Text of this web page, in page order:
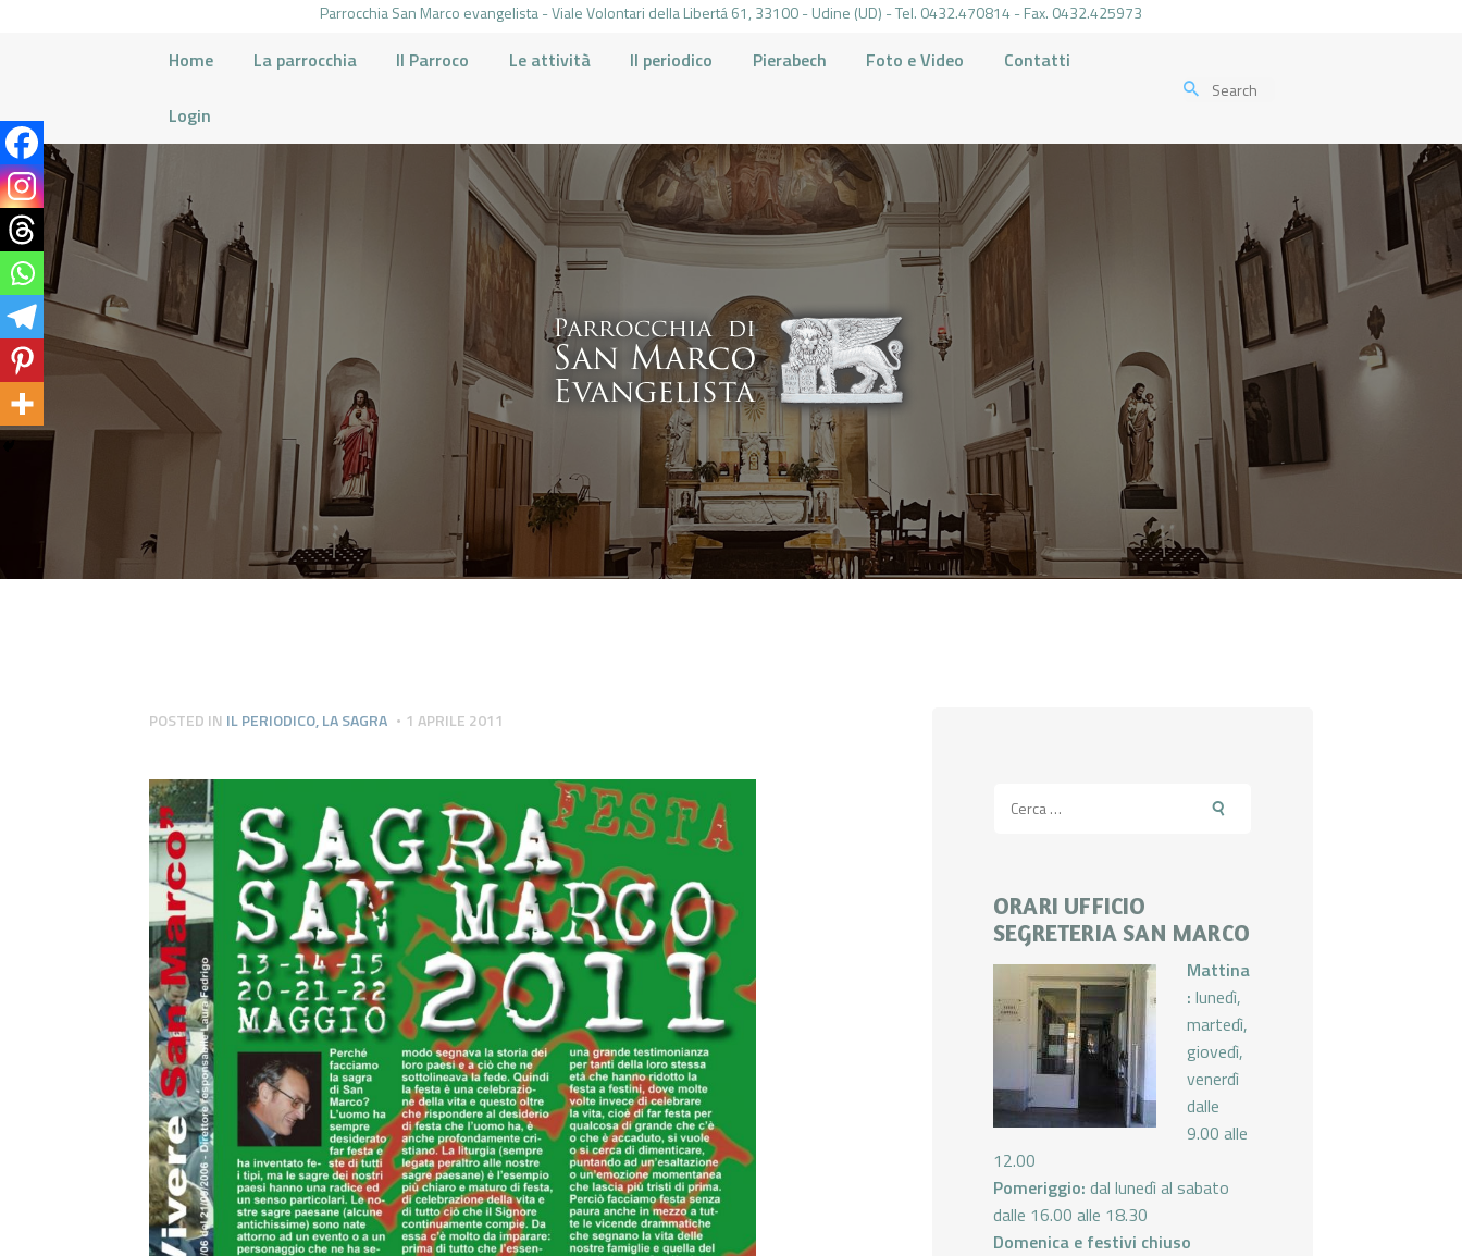
Parrocchia San Marco evangelista - Viale Volontari della Libertá 61, 33100 - Udine (UD) - Tel. 0432.470814 - Fax. 0432.425973
Home La parrocchia Il Parroco Le attività Il periodico Pierabech Foto e Video Contatti
Login
HOME
LA PARROCCHIA
IL PARROCO
LE ATTIVITÀ
IL PERIODICO
PIERABECH
FOTO E VIDEO
CONTATTI
POSTED IN IL PERIODICO,LA SAGRA 1 APRILE 2011
per:
ORARI UFFICIO
SEGRETERIA SAN MARCO
Mattina
: lunedì,
martedì,
giovedì,
venerdì
dalle
9.00 alle
12.00
Pomeriggio: dal lunedì al sabato
dalle 16.00 alle 18.30
Domenica e festivi chiuso